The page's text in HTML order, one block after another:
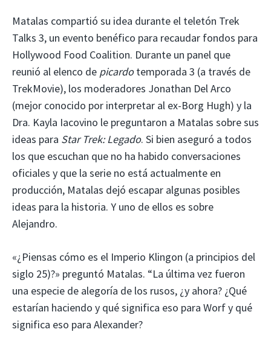
Matalas compartió su idea durante el teletón Trek
Talks 3, un evento benéfico para recaudar fondos para
Hollywood Food Coalition. Durante un panel que
reunió al elenco de picardotemporada 3 (a través de
TrekMovie), los moderadores Jonathan Del Arco
(mejor conocido por interpretar al ex-Borg Hugh) y la
Dra. Kayla Iacovino le preguntaron a Matalas sobre sus
ideas para Star Trek: Legado. Si bien aseguró a todos
los que escuchan que no ha habido conversaciones
oficiales y que la serie no está actualmente en
producción, Matalas dejó escapar algunas posibles
ideas para la historia. Y uno de ellos es sobre
Alejandro.
«¿Piensas cómo es el Imperio Klingon (a principios del
siglo 25)?» preguntó Matalas. “La última vez fueron
una especie de alegoría de los rusos, ¿y ahora? ¿Qué
estarían haciendo y qué significa eso para Worf y qué
significa eso para Alexander?